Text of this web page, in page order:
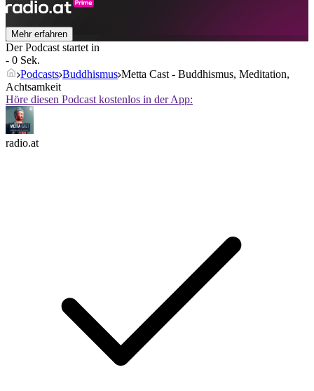
Mehr erfahren
Der Podcast startet in
- 0 Sek.
Podcasts Buddhismus Metta Cast - Buddhismus, Meditation,
Achtsamkeit
Höre diesen Podcast kostenlos in der App:
radio.at